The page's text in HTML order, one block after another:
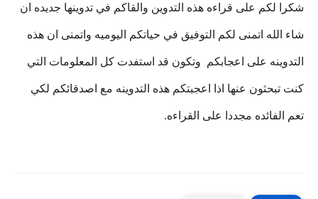
شكرا لكم على قراءه هذه التدوين والقاكم في تدوينها جديده ان
شاء الله اتمنى لكم التوفيق في حياتكم اليوميه واتمنى ان هذه
التدوينه على اعجابكم وتكون قد استفدت كل المعلومات التي
كنت تبحثون عنها اذا اعجبتكم هذه التدوينه مع اصدقائكم لكي
تعم الفائده مجددا على القراءه.